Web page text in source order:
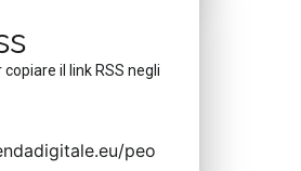
il link RSS negli